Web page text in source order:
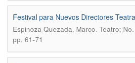
Festival para Nuevos Directores
Espinoza Quezada, Marco. Teatro;
pp. 61-71